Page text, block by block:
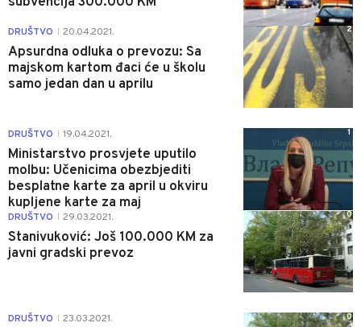
DRUŠTVO 20.04.2021.
Apsurdna odluka o prevozu: Sa
majskom kartom đaci će u školu
samo jedan dan u aprilu
2
DRUŠTVO 19.04.2021.
Ministarstvo prosvjete uputilo
molbu: Učenicima obezbjediti
besplatne karte za april u okviru
kupljene karte za maj
1
DRUŠTVO 29.03.2021.
Stanivuković: Još 100.000 KM za
javni gradski prevoz
0
DRUŠTVO 23.03.2021. 0